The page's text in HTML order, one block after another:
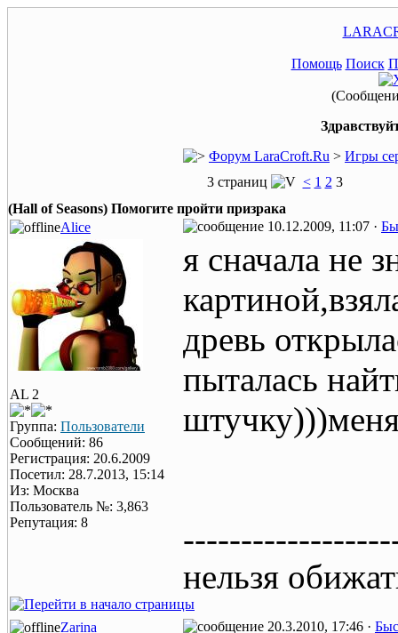
Помощь Поиск
Форум LaraCroft.Ru > Игры
3 страниц
< 1 2 3
(Hall of Seasons) Помогите пройти призрака
Alice
10.12.2009, 11:07 ·
AL 2
Группа: Пользователи
Сообщений: 86
Регистрация: 20.6.2009
Посетил: 28.7.2013, 15:14
Из: Москва
Пользователь №: 3,863
Репутация: 8
я сначала не
древь
пыталась
нельзя
Zarina 20.3.2010, 17:46 ·